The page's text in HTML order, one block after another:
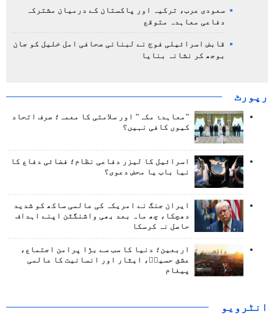
سعودی عرب، ترکیہ اور پاکستان کے درمیان مشترکہ
دفاعی معاہدہ متوقع
قابض اسرائیلی فوج نے لبنانی صحافی امل خلیل کو جان
بوجھ کر نشانہ بنایا
رپورٹ
"معاہدۂ مکہ" اور سلامتی کا معمہ؛ صرف اتحاد
کیوں کافی نہیں؟
اسرائیل کا لیزر دفاعی نظام؛ فضائی دفاع کا
نیا باب یا محض دعوی؟
ایران جنگ نے امریکہ کی عالمی ساکھ کو شدید
دھچکا، چھ ماہ بعد بھی واشنگٹن اپنے اہداف
حاصل نہ کرسکا
اربعین؛ دنیا کا سب سے بڑا پرامن اجتماع،
عشق حسینؑ، ایثار اور انسانیت کا عالمی
پیغام
انٹرويو